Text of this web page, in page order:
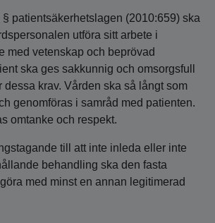
§ patientsäkerhetslagen (2010:659) ska
utföra sitt arbete i
med vetenskap och beprövad
ska ges sakkunnig och omsorgsfull
dessa krav. Vården ska så långt som
genomföras i samråd med patienten.
omtanke och respekt.
till att inte inleda eller inte
behandling ska den fasta
med minst en annan legitimerad